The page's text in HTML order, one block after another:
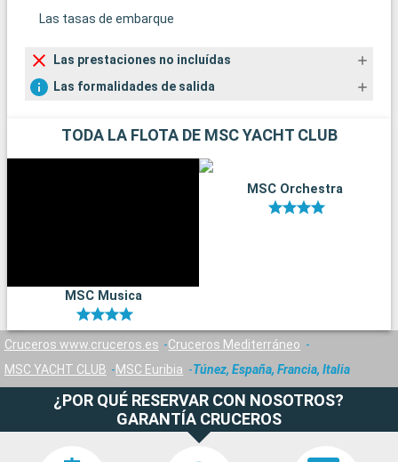
Las tasas de embarque
Las prestaciones no incluídas
Las formalidades de salida
TODA LA FLOTA DE MSC YACHT CLUB
MSC Musica
MSC Orchestra
Cruceros www.cruceros.es
Cruceros Mediterráneo
MSC YACHT CLUB
MSC Euribia Túnez, España, Francia, Italia
¿POR QUÉ RESERVAR CON NOSOTROS?
GARANTÍA CRUCEROS